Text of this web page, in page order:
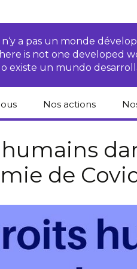
n‘y a pas un monde
is not one developed
existe un mundo
Nos actions
paysan.nes
Sociétés
transnationales
Justice
Droits économiques,
sociaux et culturels
de